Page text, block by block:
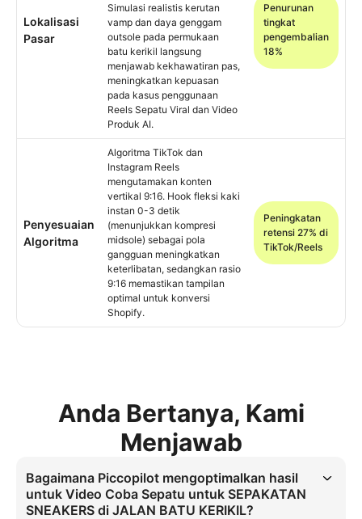
Lokalisasi
Pasar
Simulasi realistis kerutan
vamp dan daya genggam
outsole pada permukaan
batu kerikil langsung
menjawab kekhawatiran pas,
meningkatkan kepuasan
pada kasus penggunaan
Reels Sepatu Viral dan Video
Produk AI.
Penurunan
tingkat
pengembalian
18%
Penyesuaian
Algoritma
Algoritma TikTok dan
Instagram Reels
mengutamakan konten
vertikal 9:16. Hook fleksi kaki
instan 0-3 detik
(menunjukkan kompresi
midsole) sebagai pola
gangguan meningkatkan
keterlibatan, sedangkan rasio
9:16 memastikan tampilan
optimal untuk konversi
Shopify.
Peningkatan
retensi 27% di
TikTok/Reels
Anda Bertanya, Kami
Menjawab
Bagaimana Piccopilot mengoptimalkan hasil
untuk Video Coba Sepatu untuk SEPAKATAN
SNEAKERS di JALAN BATU KERIKIL?